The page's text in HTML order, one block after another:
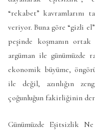
“rekabet” kavramlarını
veriyor. Buna göre “gizli
peşinde koşmanın
argüman ile günümüzde
ekonomik büyüme,
ile değil, azınlığın
çoğunluğun fakirliğinin
Günümüzde Eşitsizlik